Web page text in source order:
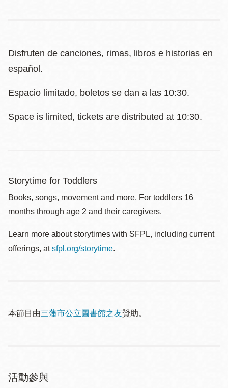
Disfruten de canciones, rimas, libros e historias en
español.
Espacio limitado, boletos se dan a las 10:30.
Space is limited, tickets are distributed at 10:30.
Storytime for Toddlers
Books, songs, movement and more. For toddlers 16
months through age 2 and their caregivers.
Learn more about storytimes with SFPL, including current
offerings, atsfpl.org/storytime.
本節目由三藩市公立圖書館之友贊助。
活動參與